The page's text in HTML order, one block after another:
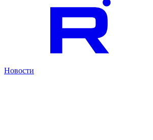
Новости